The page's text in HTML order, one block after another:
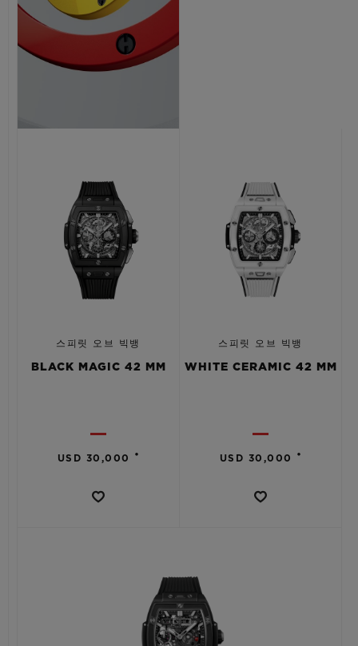
스피릿 오브 빅뱅
BLACK MAGIC 42 MM
USD 30,000 •
스피릿 오브 빅뱅
WHITE CERAMIC 42 MM
USD 30,000 •